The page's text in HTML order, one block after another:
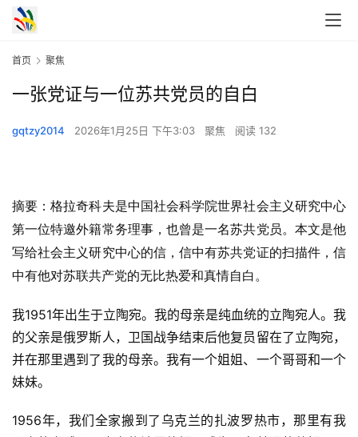
首页 聚焦
一张党证与一位苏共党员的自白
gqtzy2014 2026年1月25日 下午3:03 聚焦 阅读 132
摘要：格拉奇科夫是中国社会科学院世界社会主义研究中心
第一位特邀外籍常务理事，也曾是一名苏共党员。本文是他
写给社会主义研究中心的信，信中有苏共党证的扫描件，信
中有他对苏联共产党的无比热爱和真情自白。
我1951年出生于立陶宛。我的母亲是纯血统的立陶宛人。我
的父亲是俄罗斯人，卫国战争结束后他复员留在了立陶宛，
并在那里遇到了我的母亲。我有一个姐姐、一个哥哥和一个
妹妹。
1956年，我们全家搬到了乌克兰的扎波罗热市，那里有我